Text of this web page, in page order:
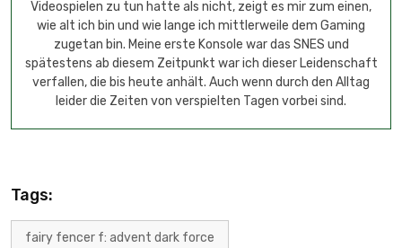
Tags:
fairy fencer f: advent dark force